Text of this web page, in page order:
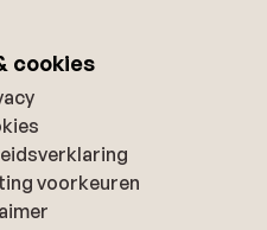
cookies
voorkeuren